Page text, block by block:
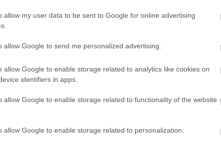
allow my user data to be sent to Google for online advertising
allow Google to send me personalized advertising.
allow Google to enable storage related to analytics like cookies on
identifiers in apps.
allow Google to enable storage related to functionality of the website
allow Google to enable storage related to personalization.
de ha ez igaz, kérjük az 1964-ben
hamar, szaporodjanak, borítsák be
szavaz a javaslatról.